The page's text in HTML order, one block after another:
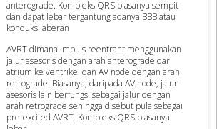
anterograde. Kompleks QRS biasanya sempit
dan dapat lebar tergantung adanya BBB atau
konduksi aberan
AVRT dimana impuls reentrant menggunakan
jalur asesoris dengan arah anterograde dari
atrium ke ventrikel dan AV node dengan arah
retrograde. Biasanya, daripada AV node, jalur
asesoris lain berfungsi sebagai jalur dengan
arah retrograde sehingga disebut pula sebagai
pre-excited AVRT. Kompleks QRS biasanya